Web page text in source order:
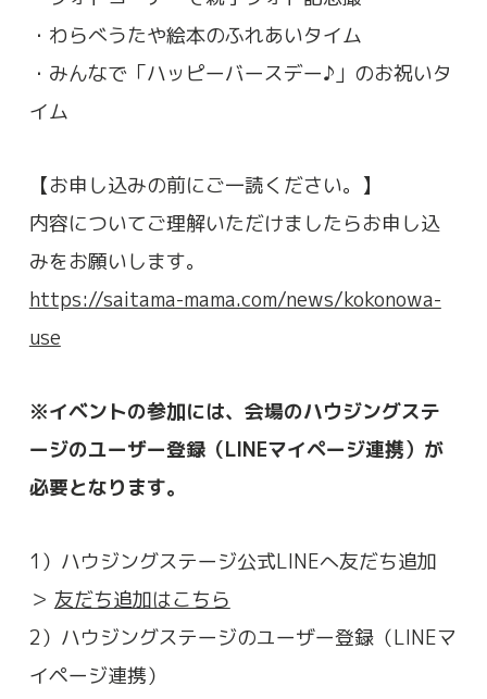
・わらべうたや絵本のふれあいタイム
・みんなで「ハッピーバースデー♪」のお祝いタ
イム
【お申し込みの前にご一読ください。】
内容についてご理解いただけましたらお申し込
みをお願いします。
https://saitama-mama.com/news/kokonowa-
use
※イベントの参加には、会場のハウジングステ
ージのユーザー登録（LINEマイページ連携）が
必要となります。
1）ハウジングステージ公式LINEへ友だち追加
＞ 友だち追加はこちら
2）ハウジングステージのユーザー登録（LINEマ
イページ連携）